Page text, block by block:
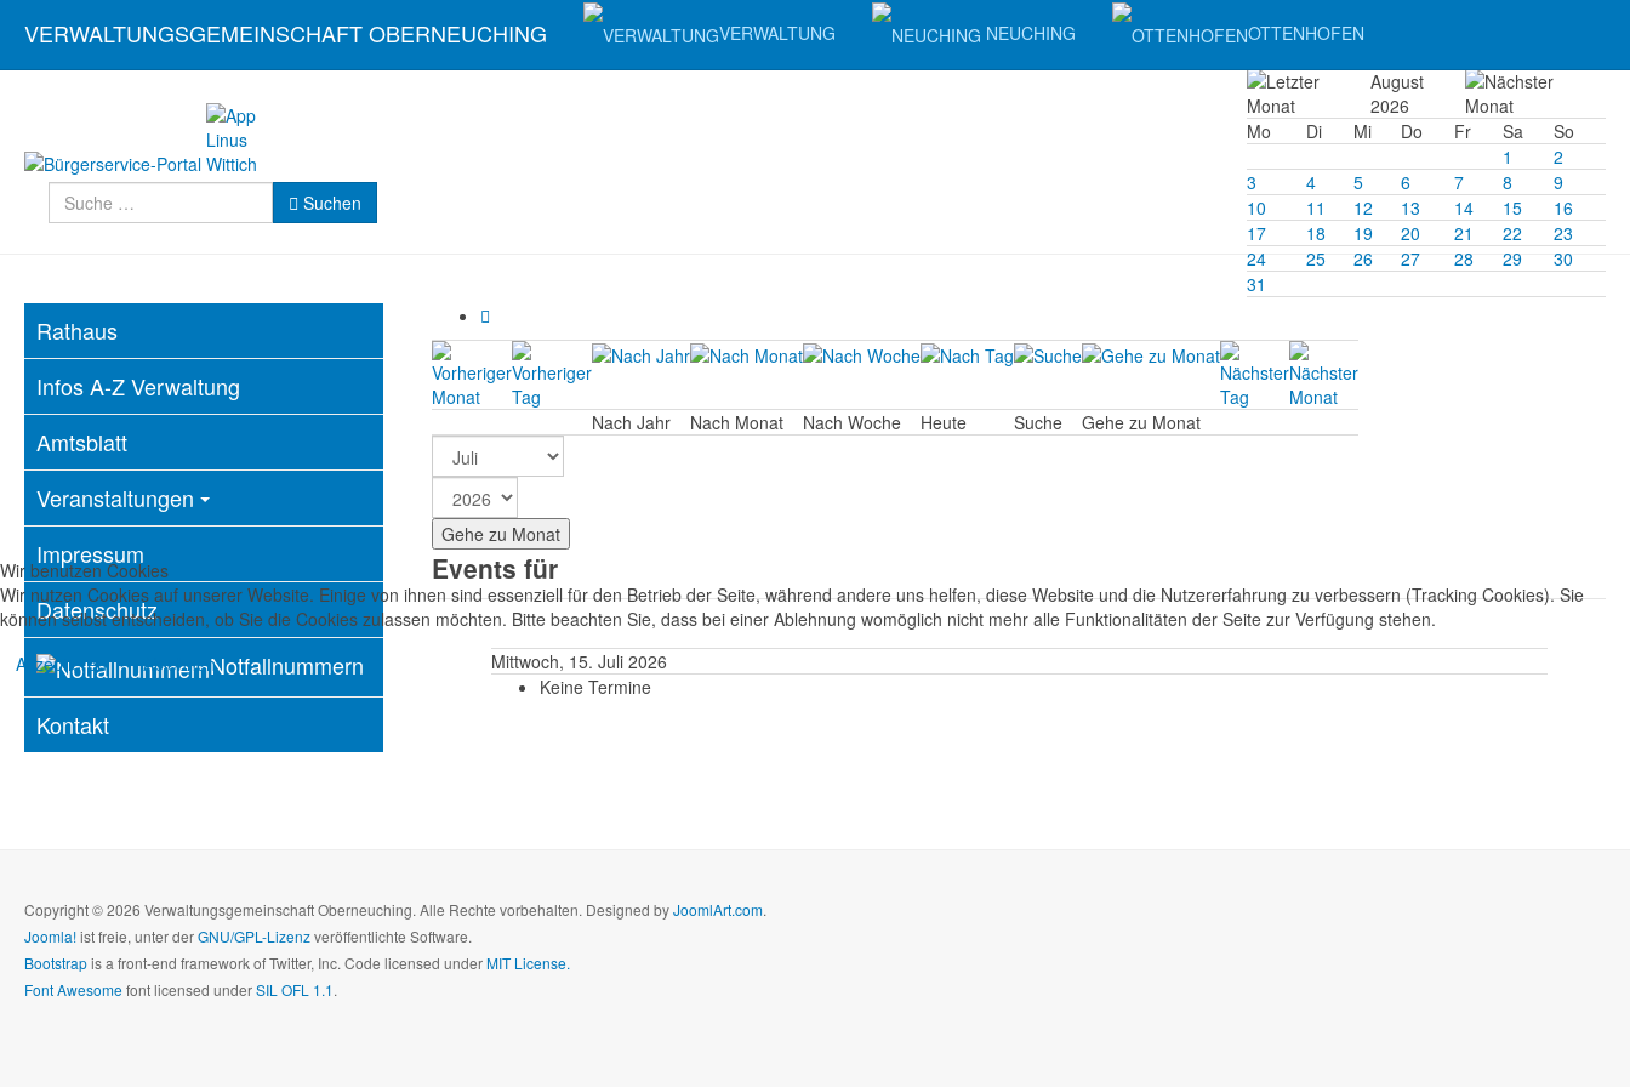
VERWALTUNGSGEMEINSCHAFT OBERNEUCHING VERWALTUNG NEUCHING OTTENHOFEN
Suchen Suchen
August
2026
Mo
Di Mi Do Fr Sa
So
1
2
3
4 5 6 7 8
9
10
11 12 13 14 15
16
17
18 19 20 21 22
23
24
25 26 27 28 29
30
31
Nach Jahr Nach Monat Nach Woche Heute Suche Gehe zu Monat
Gehe zu Monat
Events für
Mittwoch, 15. Juli 2026
Keine Termine
Rathaus
Infos A-Z Verwaltung
Amtsblatt
Veranstaltungen
Impressum
Datenschutz
Notfallnummern
Kontakt
Copyright © 2026 Verwaltungsgemeinschaft Oberneuching. Alle Rechte vorbehalten. Designed byJoomlArt.com.
Joomla!ist freie, unter derGNU/GPL-Lizenzveröffentlichte Software.
Bootstrapis a front-end framework of Twitter, Inc. Code licensed underMIT License.
Font Awesomefont licensed underSIL OFL 1.1.
Wir benutzen Cookies
Wir nutzen Cookies auf unserer Website. Einige von ihnen sind essenziell für den Betrieb der Seite, während andere uns helfen, diese Website und die Nutzererfahrung zu verbessern (Tracking Cookies). Sie
können selbst entscheiden, ob Sie die Cookies zulassen möchten. Bitte beachten Sie, dass bei einer Ablehnung womöglich nicht mehr alle Funktionalitäten der Seite zur Verfügung stehen.
Akzeptieren
Ablehnen